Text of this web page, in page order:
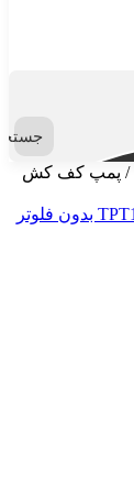
/ پمپ کف کش